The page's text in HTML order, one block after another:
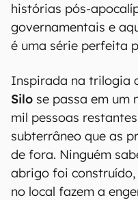
histórias pós-
governamentais e
é uma série perfeita
Inspirada na trilogia
Silo se passa em um
mil pessoas
subterrâneo que as
de fora. Ninguém
abrigo foi
no local fazem a